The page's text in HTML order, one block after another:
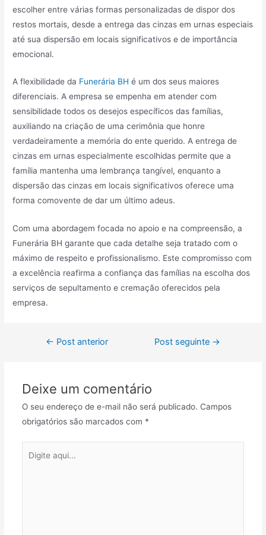
escolher entre várias formas personalizadas de dispor dos
restos mortais, desde a entrega das cinzas em urnas especiais
até sua dispersão em locais significativos e de importância
emocional.
A flexibilidade da Funerária BH é um dos seus maiores
diferenciais. A empresa se empenha em atender com
sensibilidade todos os desejos específicos das famílias,
auxiliando na criação de uma cerimônia que honre
verdadeiramente a memória do ente querido. A entrega de
cinzas em urnas especialmente escolhidas permite que a
família mantenha uma lembrança tangível, enquanto a
dispersão das cinzas em locais significativos oferece uma
forma comovente de dar um último adeus.
Com uma abordagem focada no apoio e na compreensão, a
Funerária BH garante que cada detalhe seja tratado com o
máximo de respeito e profissionalismo. Este compromisso com
a excelência reafirma a confiança das famílias na escolha dos
serviços de sepultamento e cremação oferecidos pela
empresa.
Navegação
← Post anterior Post seguinte →
Deixe um comentário
O seu endereço de e-mail não será publicado. Campos
obrigatórios são marcados com *
aqui...